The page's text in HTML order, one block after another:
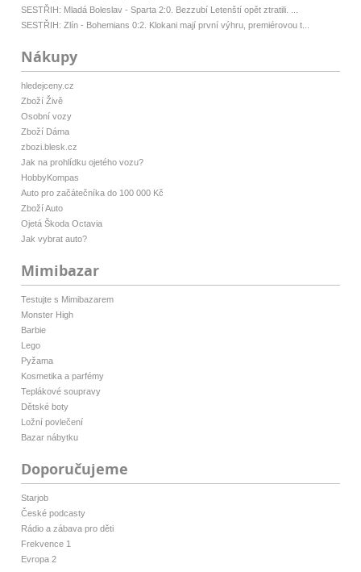
SESTŘIH: Mladá Boleslav - Sparta 2:0. Bezzubí Letenští opět ztratili. ...
SESTŘIH: Zlín - Bohemians 0:2. Klokani mají první výhru, premiérovou t...
Nákupy
hledejceny.cz
Zboží Živě
Osobní vozy
Zboží Dáma
zbozi.blesk.cz
Jak na prohlídku ojetého vozu?
HobbyKompas
Auto pro začátečníka do 100 000 Kč
Zboží Auto
Ojetá Škoda Octavia
Jak vybrat auto?
Mimibazar
Testujte s Mimibazarem
Monster High
Barbie
Lego
Pyžama
Kosmetika a parfémy
Teplákové soupravy
Dětské boty
Ložní povlečení
Bazar nábytku
Doporučujeme
Starjob
České podcasty
Rádio a zábava pro děti
Frekvence 1
Evropa 2